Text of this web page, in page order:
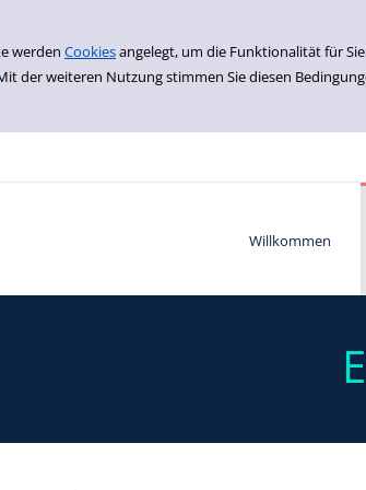
werden Cookiesangelegt, um die Funktionalität für
der weiteren Nutzung stimmen Sie diesen
Willkommen